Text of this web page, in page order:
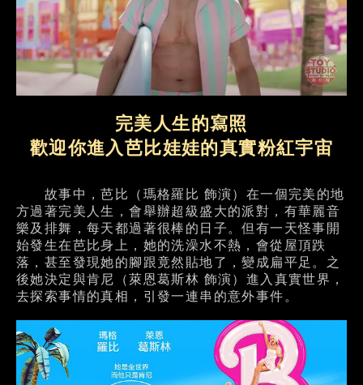
完美人生的寫照
歡迎你進入芭比娃娃的真實粉紅宇宙
故事中，芭比（瑪格羅比 飾演）在一個完美的地
方過著完美人生，會舉辦超級盛大的派對，有華麗音
樂及排舞，每天都過著很棒的日子。但有一天怪事開
始發生在芭比身上，她的洗澡水不熱，會從屋頂跌
落，甚至發現她的腳跟竟然貼地了，變成扁平足。之
後她決定與肯尼（萊恩葛斯林 飾演）進入真實世界，
去探索事情的真相，引發一連串的意外事件。